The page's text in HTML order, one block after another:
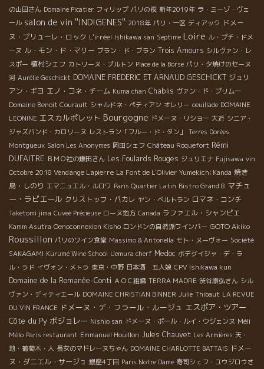
の山田さん Domaine Picatier フィリップ パリの夜 新年2019年 ラ・ミーゾ・ヴェ
ール salon de vin ''INDIGENES'' 2018年 パリ・一区 ディアック ドメー
ヌ・プリューレ・ロック L'irréel Ishikawa san Septime Loire ル・プチ・ドメ
ーヌ ル・モン・ド・マリー ブラン・ド・ブラン Trois Amours シルヴァン・レ
スポー 植村シェフ カトリーヌ・ブルトン Place de la Borse パリ・夕焼けのセーヌ
河 Aurélie Geschickt DOMAINE FREDERIC ET ARNAUD GESCHICKT ジュリ
アン・ギヨ エノ・コネ・チーム Kuma chan Chablis ヴァン・ド・プリムー
Domaine Benoit Courault シャルドネ・ペティアン オレリー oeuillade DOMAINE
LEONINE エスカルポレット Bourgogne ドメーヌ・リショー 大近 シニア・
ジャズバンド・カロリーヌ レストラン「フルー・ド・タン」
Terres Dorées
Montgueux Salon Les Anonymes 岡田シェフ Château Roquefort Rémi
DUFAITRE ＢＭＯ社の鎌田さん Les Foulards Rouges ジュリエナ Fujisawa vin
Octobre 2018 Vendange Lapierre La Font de L'Olivier Yumekichi Kanda 焼き
鳥・しのり エマニュエル・ルロワ Paris Quartier Latin Bistro Grand 8 マチュ
ー・ラピエール クリストッフ・パカレ ヤン・ベルトラン ロマネ・コンチ
Taketomi jima Cuveé Précieuse ローヌ地方 Canada ラファエル・シャンピエ
Kamm Asutra Oenoconnexion Kisho ロンドンの自然派ワインバー GOTO Akiko
Roussillon パリのワイン食堂 Massimo & Antonella モト・ヌーヴォー Société
SAKAGAMI Kurumé Wine School Uemura cherf Medoc ボデグイジャ・デ・ラ
ル・ラド イヴォン・メトラ 東京・中野 日本酒 五人娘 CPV Ishikawa kun
Domaine de la Romanée-Conti ＡＯＣ組織 TERRA MADRE 渋谷康弘さん シル
ヴァン・ディティエール DOMAINE CHRISTIAN BINNER Julie Thibaut LA REVUE
DU VIN FRANCE ドメーヌ・デ・フラール・ルージュ エスポア・ツアー
Côte du Py ボジョレー Nishio san ドメーヌ・ポール・ルイ・ウジェンヌ Méli
Mélo Paris restaurant Emmanuel Houillon Jules Chauvet Les Armières 天・
地・葡萄木・人 長女のマドレーヌちゃん DOMAINE CHARLOTTE BATTAIS ドメー
ヌ・ダニエル・サージュ 銀座4丁目 Paris Notre Dame 寿司シェフ・ユウジロウさ